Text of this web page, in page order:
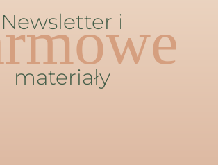
Newsletter i
materiały